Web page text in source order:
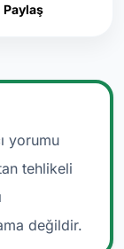
Paylaş
yorumu
tehlikeli
değildir.